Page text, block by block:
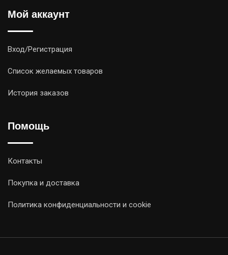
Мой аккаунт
Вход/Регистрация
Список желаемых товаров
История заказов
Помощь
Контакты
Покупка и доставка
Политика конфиденциальности и cookie